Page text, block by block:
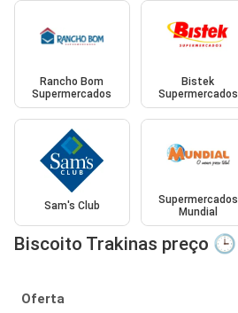
Rancho Bom
Supermercados
Bistek
Supermercados
Sam's Club
Supermercados
Mundial
Biscoito Trakinas preço 🕒
Oferta